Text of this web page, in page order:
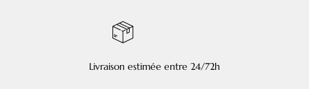
Livraison estimée entre 24/72h